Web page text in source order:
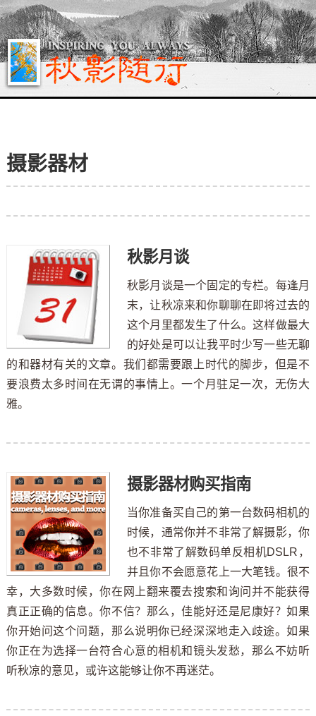
摄影器材
秋影月谈
秋影月谈是一个固定的专栏。每逢月
末，让秋凉来和你聊聊在即将过去的
这个月里都发生了什么。这样做最大
的好处是可以让我平时少写一些无聊
的和器材有关的文章。我们都需要跟上时代的脚步，但是不
要浪费太多时间在无谓的事情上。一个月驻足一次，无伤大
雅。
摄影器材购买指南
当你准备买自己的第一台数码相机的
时候，通常你并不非常了解摄影，你
也不非常了解数码单反相机DSLR，
并且你不会愿意花上一大笔钱。很不
幸，大多数时候，你在网上翻来覆去搜索和询问并不能获得
真正正确的信息。你不信？那么，佳能好还是尼康好？如果
你开始问这个问题，那么说明你已经深深地走入歧途。如果
你正在为选择一台符合心意的相机和镜头发愁，那么不妨听
听秋凉的意见，或许这能够让你不再迷茫。